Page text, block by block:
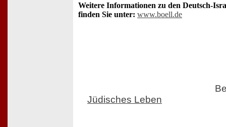
Weitere Informationen zu den Deutsch-
finden Sie unter: www.boell.de
Jüdisches Leben